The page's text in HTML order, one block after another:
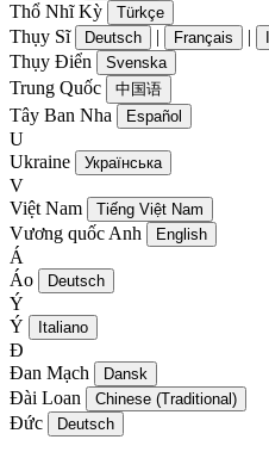
Thổ Nhĩ Kỳ Türkçe
Thụy Sĩ Deutsch | Français |
Thụy Điển Svenska
Trung Quốc 中国语
Tây Ban Nha Español
U
Ukraine
Українська
V
Việt Nam
Tiếng Việt Nam
Vương quốc Anh English
Á
Áo
Deutsch
Ý
Ý
Italiano
Đ
Đan Mạch
Dansk
Đài Loan Chinese (Traditional)
Đức Deutsch